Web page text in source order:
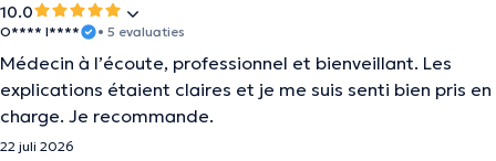
10.0
O**** I**** • 5 evaluaties
Médecin à l’écoute, professionnel et bienveillant. Les
explications étaient claires et je me suis senti bien pris en
charge. Je recommande.
22 juli 2026